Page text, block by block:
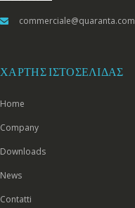
commerciale@quaranta.com
ΧΆΡΤΗΣ ΙΣΤΟΣΕΛΊΔΑΣ
Home
Company
Downloads
News
Contatti